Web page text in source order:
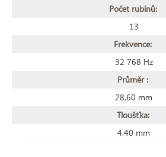
Počet rubínů:
13
Frekvence:
32 768 Hz
Průměr :
28,60 mm
Tloušťka:
4,40 mm